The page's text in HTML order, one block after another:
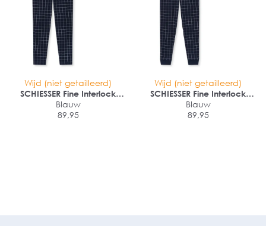
Wijd (niet getailleerd)
SCHIESSER Fine Interlock
Pyjama lang
Blauw
89,95
Wijd (niet getailleerd)
SCHIESSER Fine Interlock
Pyjama lang
Blauw
89,95